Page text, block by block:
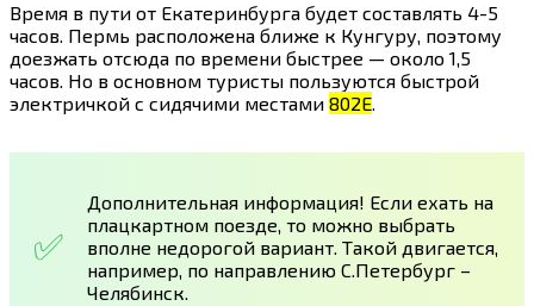
Время в пути от Екатеринбурга будет составлять 4-5
часов. Пермь расположена ближе к Кунгуру, поэтому
доезжать отсюда по времени быстрее — около 1,5
часов. Но в основном туристы пользуются быстрой
электричкой с сидячими местами 802Е.
Дополнительная информация! Если ехать на
плацкартном поезде, то можно выбрать
вполне недорогой вариант. Такой двигается,
например, по направлению С.Петербург –
Челябинск.